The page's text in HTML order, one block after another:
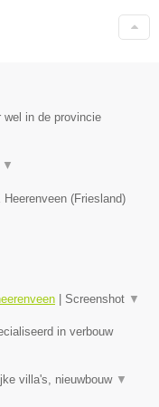
wel in de provincie
▼
Heerenveen (Friesland)
Screenshot ▼
in verbouw
villa's, nieuwbouw ▼